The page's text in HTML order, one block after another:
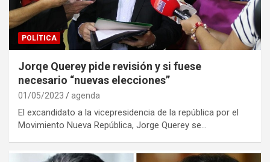
POLÍTICA
Jorqe Querey pide revisión y si fuese
necesario “nuevas elecciones”
01/05/2023 agenda
El excandidato a la vicepresidencia de la república por el
Movimiento Nueva República, Jorge Querey se…